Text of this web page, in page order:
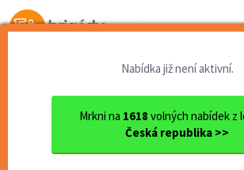
Od první brigády
Nabídka již není aktivní.
Mrkni na 1618 volných nabídek z
Česká republika >>
KURÝR až 180Kč/h
KURÝR až 180Kč/h